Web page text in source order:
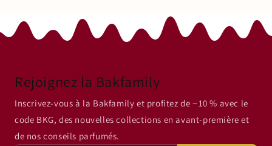
Rejoignez la Bakfamily
Inscrivez-vous à la Bakfamily et profitez de −10 % avec le
code BKG, des nouvelles collections en avant-première et
de nos conseils parfumés.